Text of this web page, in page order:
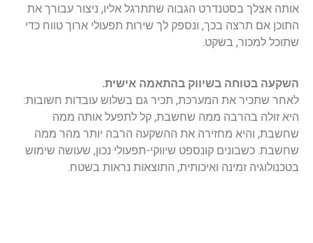
אותה אצלך בסטנדרט הגבוה שתתרגל אליו, ניצור עבורך את
התוכן אם תרצה בכך, ונספק לך שירות תפעולי ארוך טווח כדי
שתוכל למכור, בשקט.
השקעה בטוחה בשיווק בהתאמה אישית.
לאחר שתכיר את המערכת, תכיר גם בשלוש עובדות חשובות:
היא זולה בהרבה ממה שחשבת, קל לתפעל אותה ממה
שחשבת, והיא מחזירה את ההשקעה הרבה יותר מהר ממה
שחשבת. כשבונים קונספט שיווקי-תפעולי נכון, שעושה שימוש
בטכנולוגיה זמינה ואיכותית, התוצאות נראות בשטח.